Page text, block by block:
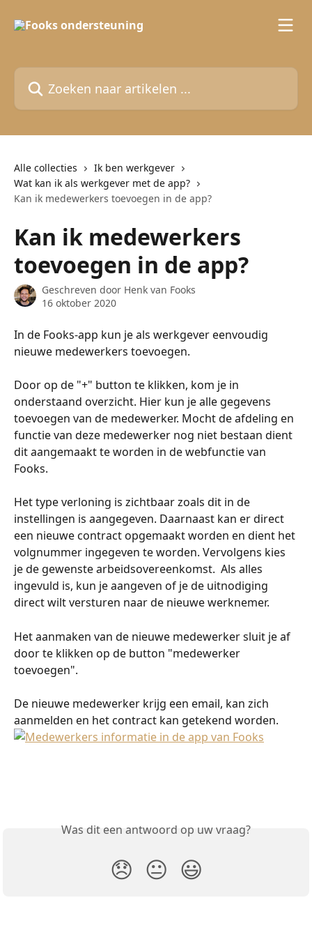
Zoeken naar artikelen ...
Alle collecties
Ik ben werkgever
Wat kan ik als werkgever met de app?
Kan ik medewerkers toevoegen in de app?
Kan ik medewerkers
toevoegen in de app?
Geschreven door Henk van Fooks
16 oktober 2020
In de Fooks-app kun je als werkgever eenvoudig
nieuwe medewerkers toevoegen.
Door op de "+" button te klikken, kom je in
onderstaand overzicht. Hier kun je alle gegevens
toevoegen van de medewerker. Mocht de afdeling en
functie van deze medewerker nog niet bestaan dient
dit aangemaakt te worden in de webfunctie van
Fooks.
Het type verloning is zichtbaar zoals dit in de
instellingen is aangegeven. Daarnaast kan er direct
een nieuwe contract opgemaakt worden en dient het
volgnummer ingegeven te worden. Vervolgens kies
je de gewenste arbeidsovereenkomst.  Als alles
ingevuld is, kun je aangeven of je de uitnodiging
direct wilt versturen naar de nieuwe werknemer.
Het aanmaken van de nieuwe medewerker sluit je af
door te klikken op de button "medewerker
toevoegen".
De nieuwe medewerker krijg een email, kan zich
aanmelden en het contract kan getekend worden.
Was dit een antwoord op uw vraag?
😞 😐 😃